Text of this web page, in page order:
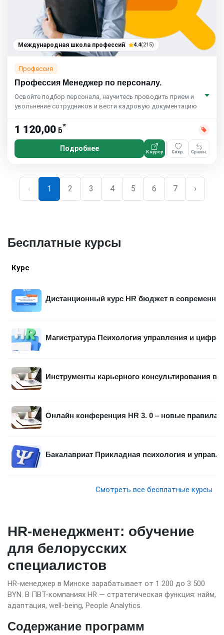
Международная школа профессий 4.4(215)
Профессия
Профессия Менеджер по персоналу.
Освойте подбор персонала, научитесь проводить прием и
увольнение сотрудников и вести кадровую документацию
1 120,00 ƃ*
Подробнее К курсу Сохр. Сравн.
‹ 1 2 3 4 5 6 7 ›
Бесплатные курсы
Курс
Дистанционный курс HR бюджет в
Магистратура Психология управления и
Инструменты карьерного консультирования в
Онлайн конференция HR 3. 0 – новые правила
Бакалавриат Прикладная психология и
Смотреть все бесплатные курсы
HR-менеджмент: обучение
для белорусских
специалистов
HR-менеджер в Минске зарабатывает от 1 200 до 3 500
BYN. В ПВТ-компаниях HR — стратегическая функция: найм,
адаптация, well-being, People Analytics.
Содержание программ